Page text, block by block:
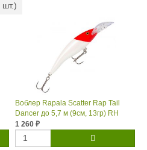
шт.)
Воблер Rapala Scatter Rap Tail
Dancer до 5,7 м (9см, 13гр) RH
1 260 ₽